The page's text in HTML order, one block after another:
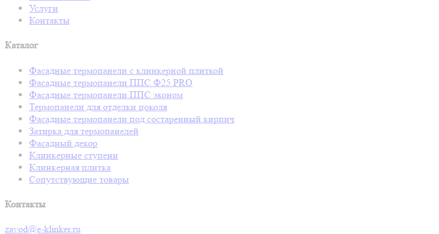
Услуги
Контакты
Каталог
Фасадные термопанели с клинкерной плиткой
Фасадные термопанели ППС Ф25 PRO
Фасадные термопанели ППС эконом
Термопанели для отделки цоколя
Фасадные термопанели под состаренный кирпич
Затирка для термопанелей
Фасадный декор
Клинкерные ступени
Клинкерная плитка
Сопутствующие товары
Контакты
zavod@e-klinker.ru